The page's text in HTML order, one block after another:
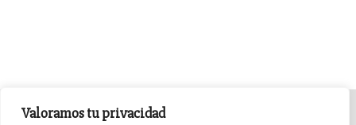
Valoramos tu privacidad